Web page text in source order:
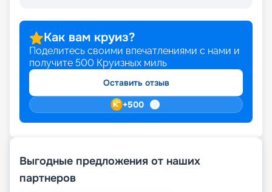
Как вам круиз?
Поделитесь своими впечатлениями с нами и
получите 500 Круизных миль
Оставить отзыв
+500
Выгодные предложения от наших
партнеров